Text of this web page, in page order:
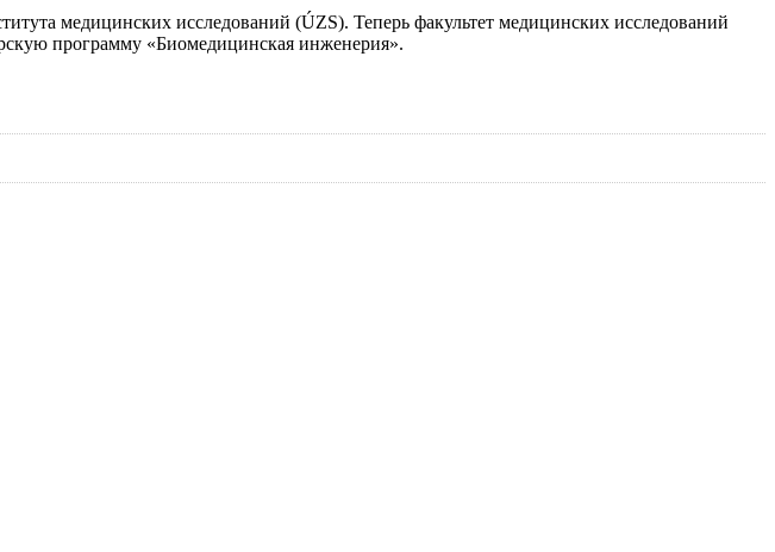
медицинских исследований (ÚZS). Теперь факультет медицинских исследований
программу «Биомедицинская инженерия».